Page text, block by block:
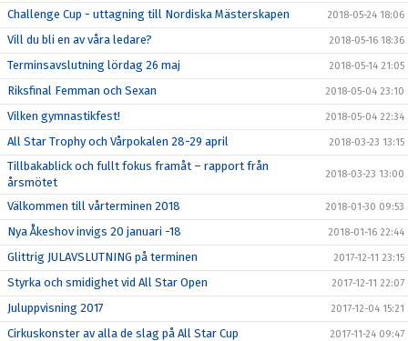
Challenge Cup - uttagning till Nordiska Mästerskapen 2018-05-24 18:06
Vill du bli en av våra ledare? 2018-05-16 18:36
Terminsavslutning lördag 26 maj 2018-05-14 21:05
Riksfinal Femman och Sexan 2018-05-04 23:10
Vilken gymnastikfest! 2018-05-04 22:34
All Star Trophy och Vårpokalen 28-29 april 2018-03-23 13:15
Tillbakablick och fullt fokus framåt – rapport från
årsmötet
2018-03-23 13:00
Välkommen till vårterminen 2018 2018-01-30 09:53
Nya Åkeshov invigs 20 januari -18 2018-01-16 22:44
Glittrig JULAVSLUTNING på terminen 2017-12-11 23:15
Styrka och smidighet vid All Star Open 2017-12-11 22:07
Juluppvisning 2017 2017-12-04 15:21
Cirkuskonster av alla de slag på All Star Cup 2017-11-24 09:47